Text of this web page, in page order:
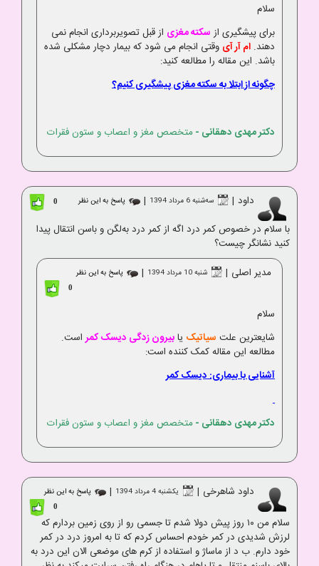
سلام
برای پیشگیری از سکته مغزی از قبل تصویربرداری انجام نمی
دهند. ام آر آی وقتی انجام می شود که بیمار دچار مشکلی شده
باشد. این مقاله را مطالعه کنید:
چگونه از ابتلا به سکته مغزی پیشگیری کنیم؟
دکتر مهدی دهقانی -متخصص مغز و اعصاب و ستون فقرات
داود | ﺳﻪشنبه 6 مرداد 1394 | پاسخ به این نظر 0
با سلام در خصوص کمر درد اگه از کمر درد به‌لگن و باسن انتقال پیدا
کنید نشانگر چیست؟
مدیر اصلی | شنبه 10 مرداد 1394 | پاسخ به این نظر
0
سلام
شایعترین علت سیاتیک یابیرون زدگی دیسک کمراست.
مطالعه این مقاله کمک کننده است:
آشنایی با بیماری: دیسک کمر
دکتر مهدی دهقانی -متخصص مغز و اعصاب و ستون فقرات
داود شاهرخی | یکشنبه 4 مرداد 1394 | پاسخ به این نظر
0
سلام من ۱۰ روز پیش دولا شدم تا جسمی رو از روی زمین بردارم که
لرزش شدیدی در کمر خودم احساس کردم که تا به امروز درد در کمر
خود دارم. ب د از ماساژ و استفاده از کرم های موضعی الان این درد به